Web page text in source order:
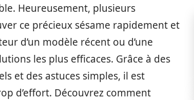
Heureusement, plusieurs
ce précieux sésame rapidement et
d’un modèle récent ou d’une
les plus efficaces. Grâce à des
et des astuces simples, il est
d’effort. Découvrez comment